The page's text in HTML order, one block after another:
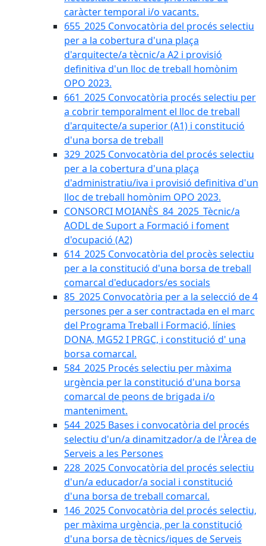
caràcter temporal i/o vacants.
655_2025 Convocatòria del procés selectiu
per a la cobertura d'una plaça
d'arquitecte/a tècnic/a A2 i provisió
definitiva d'un lloc de treball homònim
OPO 2023.
661_2025 Convocatòria procés selectiu per
a cobrir temporalment el lloc de treball
d'arquitecte/a superior (A1) i constitució
d'una borsa de treball
329_2025 Convocatòria del procés selectiu
per a la cobertura d'una plaça
d'administratiu/iva i provisió definitiva d'un
lloc de treball homònim OPO 2023.
CONSORCI MOIANÈS_84_2025_Tècnic/a
AODL de Suport a Formació i foment
d'ocupació (A2)
614_2025 Convocatòria del procès selectiu
per a la constitució d'una borsa de treball
comarcal d'educadors/es socials
85_2025 Convocatòria per a la selecció de 4
persones per a ser contractada en el marc
del Programa Treball i Formació, línies
DONA, MG52 I PRGC, i constitució d' una
borsa comarcal.
584_2025 Procés selectiu per màxima
urgència per la constitució d'una borsa
comarcal de peons de brigada i/o
manteniment.
544_2025 Bases i convocatòria del procés
selectiu d'un/a dinamitzador/a de l'Àrea de
Serveis a les Persones
228_2025 Convocatòria del procés selectiu
d'un/a educador/a social i constitució
d'una borsa de treball comarcal.
146_2025 Convocatòria del procés selectiu,
per màxima urgència, per la constitució
d'una borsa de tècnics/iques de Serveis